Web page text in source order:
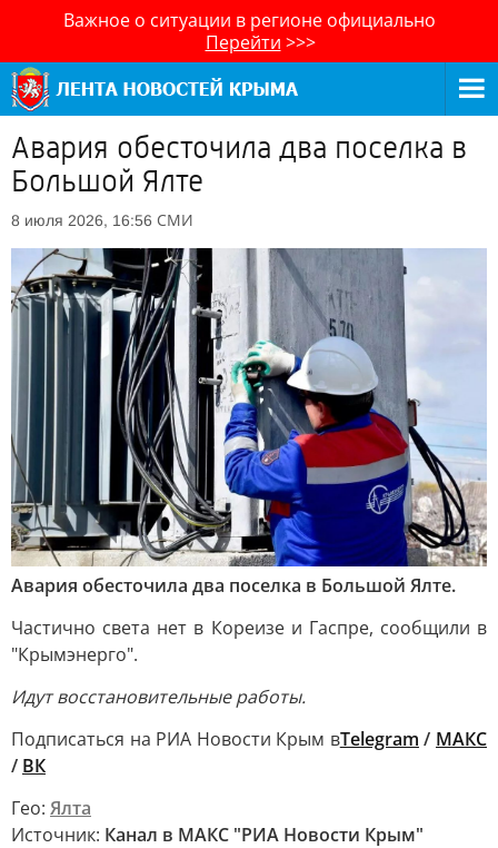
Важное о ситуации в регионе официально
Перейти >>>
Авария обесточила два поселка в
Большой Ялте
8 июля 2026, 16:56 СМИ
Авария обесточила два поселка в Большой Ялте.
Частично света нет в Кореизе и Гаспре, сообщили в
"Крымэнерго".
Идут восстановительные работы.
Подписаться на РИА Новости Крым вTelegram / МАКС
/ ВК
Гео: Ялта
Источник: Канал в МАКС "РИА Новости Крым"